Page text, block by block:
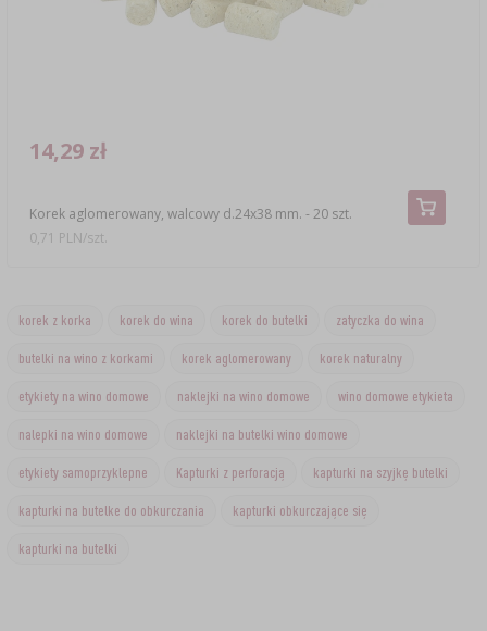
Korek aglomerowany, walcowy d.24x38 mm. - 20 szt.
14,29 zł
0,71 PLN/szt.
korek z korka korek do wina korek do butelki zatyczka do wina
butelki na wino z korkami korek aglomerowany korek naturalny
etykiety na wino domowe naklejki na wino domowe wino domowe etykieta
nalepki na wino domowe naklejki na butelki wino domowe
etykiety samoprzyklepne Kapturki z perforacją kapturki na szyjkę butelki
kapturki na butelke do obkurczania kapturki obkurczające się
kapturki na butelki